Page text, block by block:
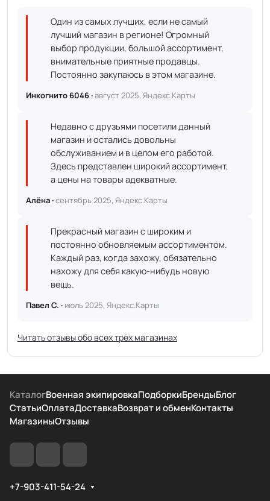
Один из самых лучших, если не самый
лучший магазин в регионе! Огромный
выбор продукции, большой ассортимент,
внимательные приятные продавцы.
Постоянно закупаюсь в этом магазине.
Инкогнито 6046 ·август 2025, Яндекс.Карты
Недавно с друзьями посетили данный
магазин и остались довольны
обслуживанием и в целом его работой.
Здесь представлен широкий ассортимент,
а цены на товары адекватные.
Алёна ·сентябрь 2025, Яндекс.Карты
Прекрасный магазин с широким и
постоянно обновляемым ассортиментом.
Каждый раз, когда захожу, обязательно
нахожу для себя какую-нибудь новую
вещь.
Павел С. · июль 2025, Яндекс.Карты
Читать отзывы обо всех трёх магазинах
КаталогВоенная экипировкаПодборкиБрендыБлог
СтатьиОплатаДоставкаВозврат и обменКонтакты
МагазиныОтзывы
+7-903-411-54-24